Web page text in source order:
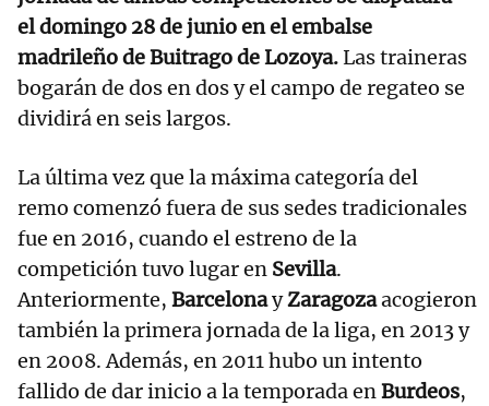
el domingo 28 de junio en el embalse
madrileño de Buitrago de Lozoya.Las traineras
bogarán de dos en dos y el campo de regateo se
dividirá en seis largos.
La última vez que la máxima categoría del
remo comenzó fuera de sus sedes tradicionales
fue en 2016, cuando el estreno de la
competición tuvo lugar en Sevilla.
Anteriormente, BarcelonayZaragozaacogieron
también la primera jornada de la liga, en 2013 y
en 2008. Además, en 2011 hubo un intento
fallido de dar inicio a la temporada enBurdeos,